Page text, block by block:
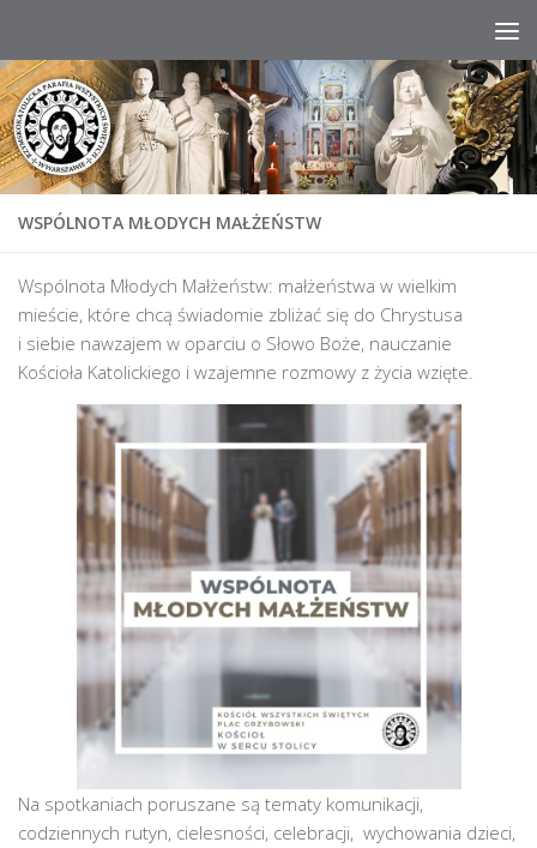
WSPÓLNOTA MŁODYCH MAŁŻEŃSTW
Wspólnota Młodych Małżeństw: małżeństwa w wielkim
mieście, które chcą świadomie zbliżać się do Chrystusa
i siebie nawzajem w oparciu o Słowo Boże, nauczanie
Kościoła Katolickiego i wzajemne rozmowy z życia wzięte.
Na spotkaniach poruszane są tematy komunikacji,
codziennych rutyn, cielesności, celebracji, wychowania dzieci,